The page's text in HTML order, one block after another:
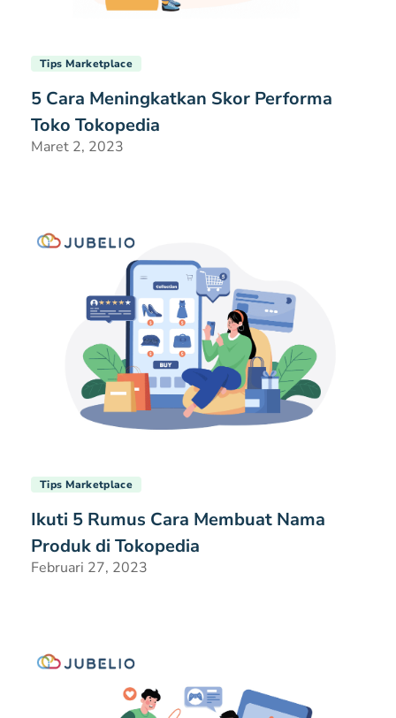
Tips Marketplace
5 Cara Meningkatkan Skor Performa
Toko Tokopedia
Maret 2, 2023
Tips Marketplace
Ikuti 5 Rumus Cara Membuat Nama
Produk di Tokopedia
Februari 27, 2023